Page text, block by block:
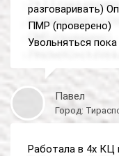
разговаривать)
ПМР (проверено)
Увольняться
Павел
Город:
Работала в 4х КЦ